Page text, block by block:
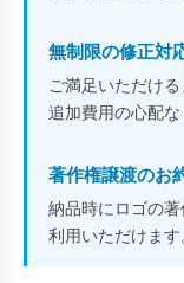
無制限の修正対
ご満足いただけ
追加費用の心配な
著作権譲渡のお
納品時にロゴの
利用いただけます